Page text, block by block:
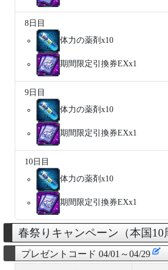
8日目
体力の薬剤x10
期間限定引換券EXx1
9日目
体力の薬剤x10
期間限定引換券EXx1
10日目
体力の薬剤x10
期間限定引換券EXx1
春祭りキャンペーン（本国
プレゼントコード 04/01～04/29